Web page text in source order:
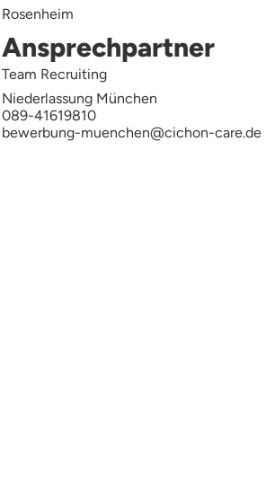
Rosenheim
Ansprechpartner
Team Recruiting
Niederlassung München
089-41619810
bewerbung-muenchen@cichon-care.de